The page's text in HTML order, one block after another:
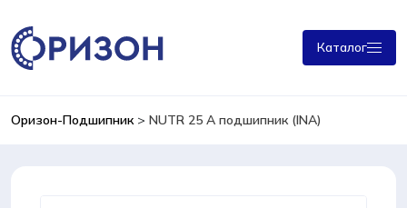
Каталог
Оризон-Подшипник> NUTR 25 A подшипник (INA)